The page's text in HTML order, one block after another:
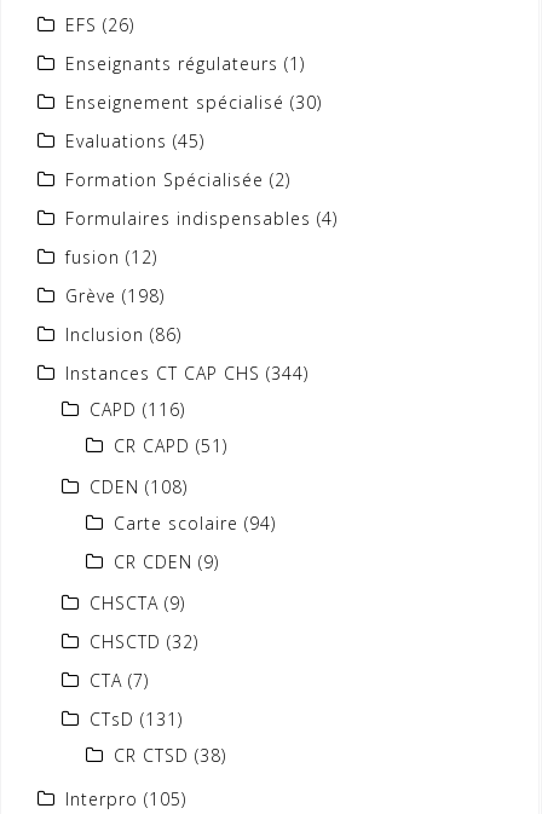
EFS (26)
Enseignants régulateurs (1)
Enseignement spécialisé (30)
Evaluations (45)
Formation Spécialisée (2)
Formulaires indispensables (4)
fusion (12)
Grève (198)
Inclusion (86)
Instances CT CAP CHS (344)
CAPD (116)
CR CAPD (51)
CDEN (108)
Carte scolaire (94)
CR CDEN (9)
CHSCTA (9)
CHSCTD (32)
CTA (7)
CTsD (131)
CR CTSD (38)
Interpro (105)